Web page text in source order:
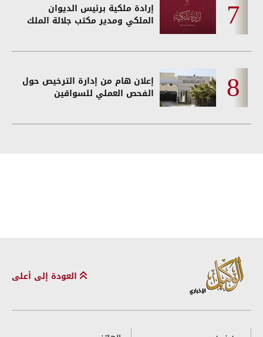
إرادة ملكية برئيس الديوان
الملكي ومدير مكتب جلالة الملك
إعلان هام من إدارة الترخيص حول
الفحص العملي للسواقين
العودة إلى أعلى